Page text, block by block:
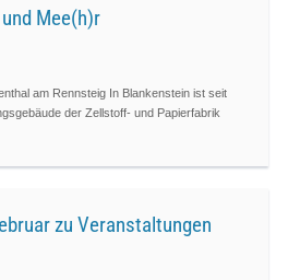
Mee(h)r
am Rennsteig In Blankenstein ist seit
der Zellstoff- und Papier­fabrik
zu Veranstaltungen